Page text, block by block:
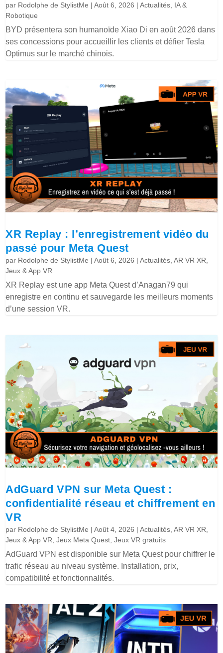
par Rodolphe de StylistMe |Août 6, 2026 |Actualités IA &
Robotique
BYD présentera son humanoïde Xiao Di en août 2026 dans
ses concessions pour accueillir les clients et défier Tesla
Optimus sur le marché chinois.
XR Replay : l’enregistrement vidéo du
passé pour Meta Quest
par Rodolphe de StylistMe |Août 6, 2026 |Actualités ,AR VR XR
Jeux & App VR
XR Replay est une app Meta Quest d’Anagan79 qui
enregistre en continu et sauvegarde les meilleurs moments
d’une session VR.
AdGuard VPN sur Meta Quest :
confidentialité réseau et chiffrement en
VR
par Rodolphe de StylistMe |Août 4, 2026 |Actualités ,AR VR XR
Jeux & App VR ,Jeux Meta Quest ,Jeux VR gratuits
AdGuard VPN est disponible sur Meta Quest pour chiffrer le
trafic réseau au niveau système. Installation, prix,
compatibilité et fonctionnalités.